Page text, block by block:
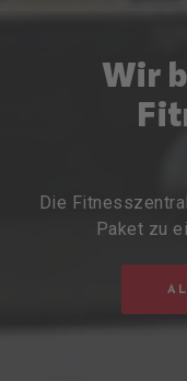
Wir
Die
Paket zu